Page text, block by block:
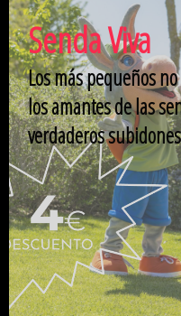
Senda Viva
Los más pequeños
los amantes de las
verdaderos